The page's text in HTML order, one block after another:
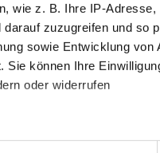
wie z. B. Ihre IP-Adresse,
zuzugreifen und so
sowie Entwicklung von
können Ihre
oder widerrufen
auf einige Meter genau
Rundfunk